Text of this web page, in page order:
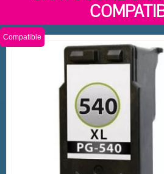
Compatible